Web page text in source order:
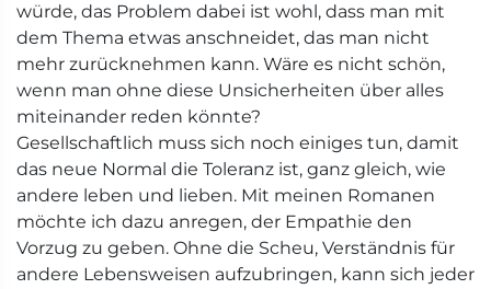
würde, das Problem dabei ist wohl, dass man mit
dem Thema etwas anschneidet, das man nicht
mehr zurücknehmen kann. Wäre es nicht schön,
wenn man ohne diese Unsicherheiten über alles
miteinander reden könnte?
Gesellschaftlich muss sich noch einiges tun, damit
das neue Normal die Toleranz ist, ganz gleich, wie
andere leben und lieben. Mit meinen Romanen
möchte ich dazu anregen, der Empathie den
Vorzug zu geben. Ohne die Scheu, Verständnis für
andere Lebensweisen aufzubringen, kann sich jeder